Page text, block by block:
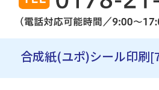
オンライン
合成紙(ユポ)シール印刷